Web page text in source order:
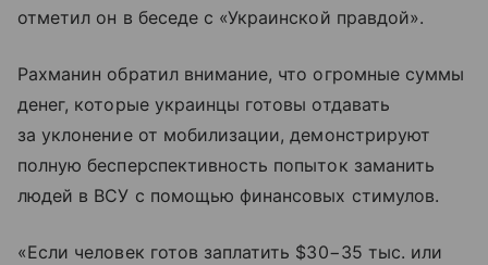
отметил он в беседе с «Украинской правдой».
Рахманин обратил внимание, что огромные суммы
денег, которые украинцы готовы отдавать
за уклонение от мобилизации, демонстрируют
полную бесперспективность попыток заманить
людей в ВСУ с помощью финансовых стимулов.
«Если человек готов заплатить $30−35 тыс. или